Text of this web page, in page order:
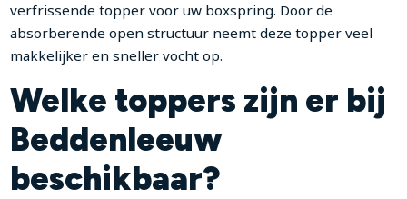
verfrissende topper voor uw boxspring. Door de
absorberende open structuur neemt deze topper veel
makkelijker en sneller vocht op.
Welke toppers zijn er bij
Beddenleeuw
beschikbaar?